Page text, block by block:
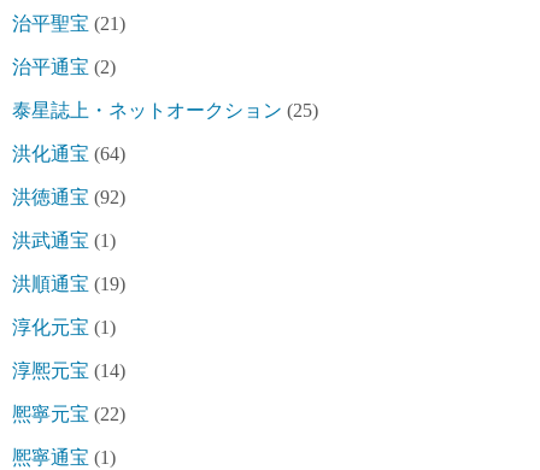
治平聖宝 (21)
治平通宝 (2)
泰星誌上・ネットオークション (25)
洪化通宝 (64)
洪徳通宝 (92)
洪武通宝 (1)
洪順通宝 (19)
淳化元宝 (1)
淳熈元宝 (14)
熈寧元宝 (22)
熈寧通宝 (1)